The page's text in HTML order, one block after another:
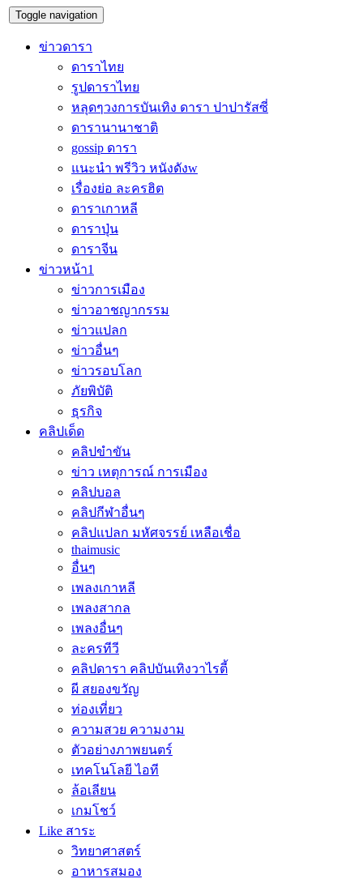
Toggle navigation
ข่าวดารา
ดาราไทย
รูปดาราไทย
หลุดๆวงการบันเทิง ดารา ปาปารัสซี่
ดารานานาชาติ
gossip ดารา
แนะนำ พรีวิว หนังดังw
เรื่องย่อ ละครฮิต
ดาราเกาหลี
ดาราปุ่น
ดาราจีน
ข่าวหน้า1
ข่าวการเมือง
ข่าวอาชญากรรม
ข่าวแปลก
ข่าวอื่นๆ
ข่าวรอบโลก
ภัยพิบัติ
ธุรกิจ
คลิปเด็ด
คลิปขำขัน
ข่าว เหตุการณ์ การเมือง
คลิปบอล
คลิปกีฬาอื่นๆ
คลิปแปลก มหัศจรรย์ เหลือเชื่อ
thaimusic
อื่นๆ
เพลงเกาหลี
เพลงสากล
เพลงอื่นๆ
ละครทีวี
คลิปดารา คลิปบันเทิงวาไรตี้
ผี สยองขวัญ
ท่องเที่ยว
ความสวย ความงาม
ตัวอย่างภาพยนตร์
เทคโนโลยี ไอที
ล้อเลียน
เกมโชว์
Like สาระ
วิทยาศาสตร์
อาหารสมอง